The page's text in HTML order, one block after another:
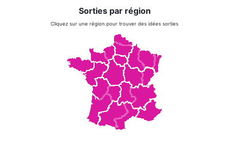
Sorties par région
Cliquez sur une région pour trouver des idées sorties